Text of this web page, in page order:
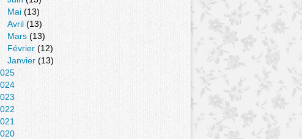
Mai (13)
Avril (13)
Mars (13)
Février (12)
Janvier (13)